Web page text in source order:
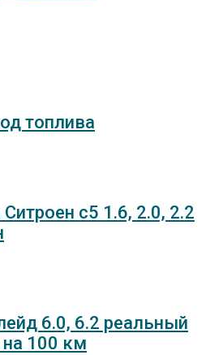
топлива
с5 1.6, 2.0, 2.2
6.0, 6.2 реальный
на 100 км